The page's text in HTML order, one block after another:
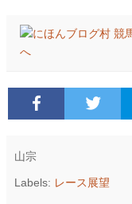
山宗
Labels: レース展望